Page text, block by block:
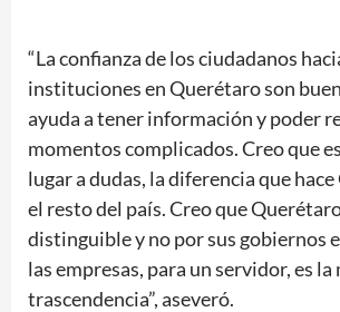
“La confianza de los ciudadanos
instituciones en Querétaro son
ayuda a tener información y poder
momentos complicados. Creo que
lugar a dudas, la diferencia que
el resto del país. Creo que
distinguible y no por sus gobiernos
las empresas, para un servidor, es
trascendencia”, aseveró.